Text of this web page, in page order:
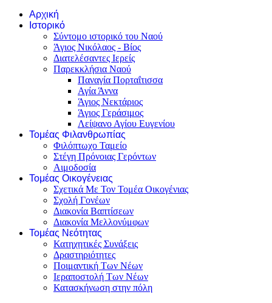
Αρχική
Ιστορικό
Σύντομο ιστορικό του Ναού
Άγιος Νικόλαος - Βίος
Διατελέσαντες Ιερείς
Παρεκκλήσια Ναού
Παναγία Πορταΐτισσα
Αγία Άννα
Άγιος Νεκτάριος
Άγιος Γεράσιμος
Λείψανο Αγίου Ευγενίου
Τομέας Φιλανθρωπίας
Φιλόπτωχο Ταμείο
Στέγη Πρόνοιας Γερόντων
Αιμοδοσία
Τομέας Οικογένειας
Σχετικά Με Τον Τομέα Οικογένιας
Σχολή Γονέων
Διακονία Βαπτίσεων
Διακονία Μελλονύμφων
Τομέας Νεότητας
Κατηχητικές Συνάξεις
Δραστηριότητες
Ποιμαντική Των Νέων
Ιεραποστολή Των Νέων
Κατασκήνωση στην πόλη